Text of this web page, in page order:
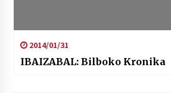
2014/01/31
IBAIZABAL: Bilboko Kronika